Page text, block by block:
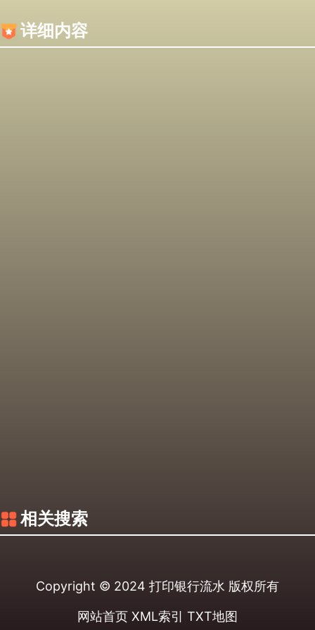
详细内容
相关搜索
Copyright © 2024 打印银行流水 版权所有
网站首页 XML索引 TXT地图